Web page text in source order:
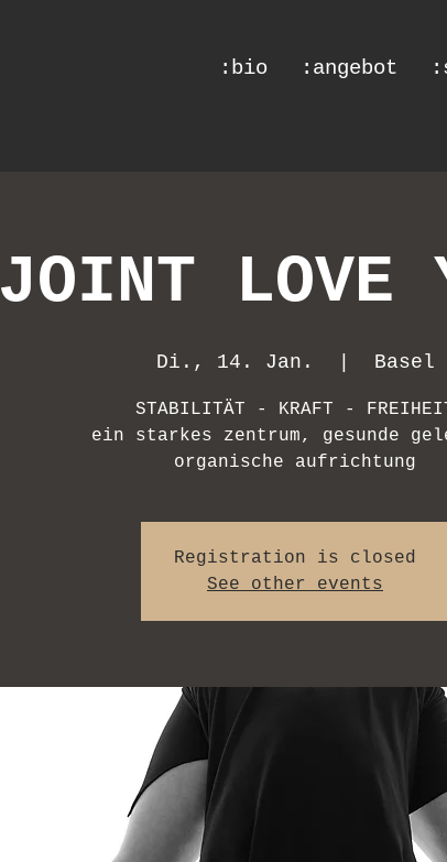
:bio :angebot
JOINT LOVE
Di., 14. Jan. Basel
STABILITÄT - KRAFT -
ein starkes zentrum, gesunde
organische aufrichtung
Registration is closed
See other events